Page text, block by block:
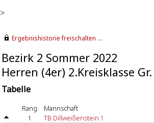
>
Ergebnishistorie freischalten ...
Bezirk 2 Sommer 2022
Herren (4er) 2.Kreisklasse
Tabelle
Rang Mannschaft
1
TB Dillweißenstein 1